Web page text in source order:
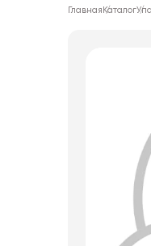
Декор для
Товары для
Пакеты для
Главная Каталог